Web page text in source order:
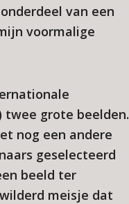
van een
voormalige
twee grote beelden.
nog een andere
geselecteerd
beeld ter
meisje dat